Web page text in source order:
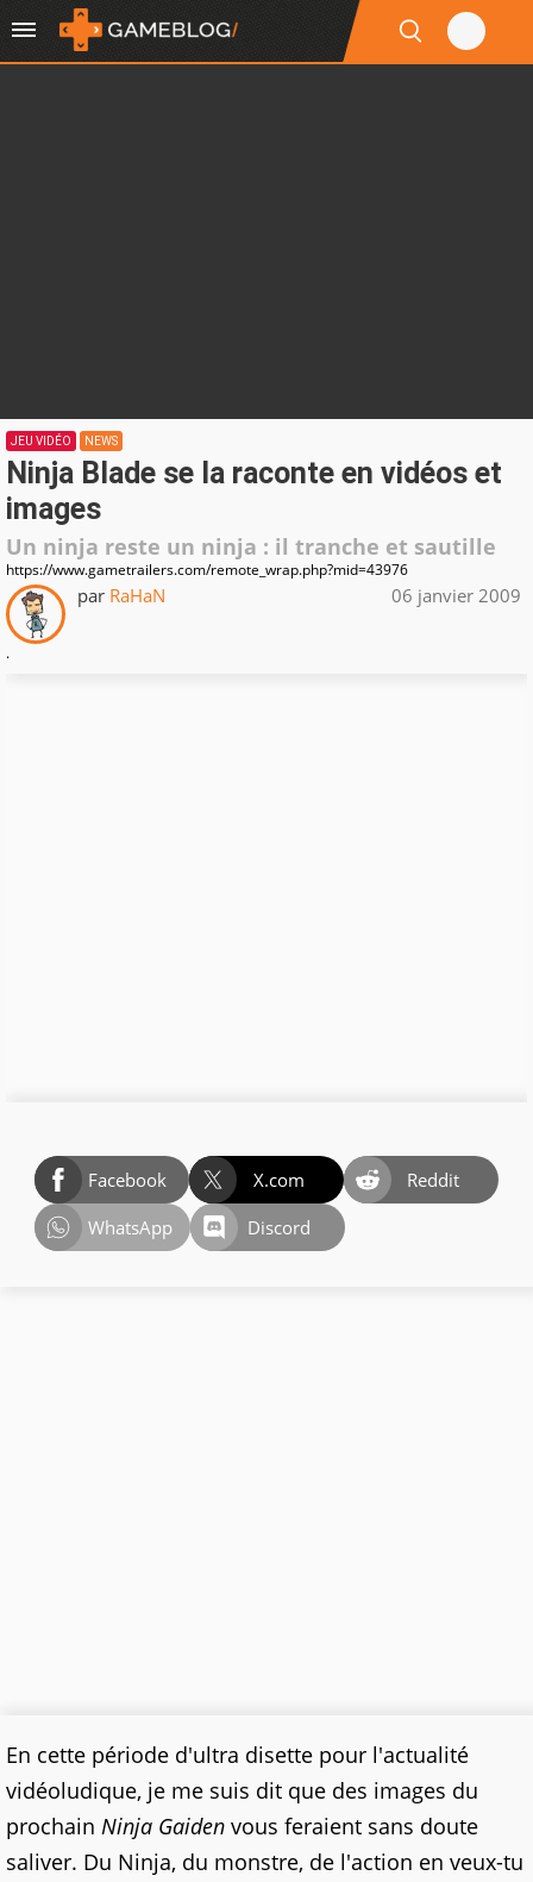
JEU VIDÉO NEWS
Ninja Blade se la raconte en vidéos et
images
Un ninja reste un ninja : il tranche et sautille
https://www.gametrailers.com/remote_wrap.php?mid=43976
par RaHaN 06 janvier 2009
.
Facebook X.com
Reddit
WhatsApp
Discord
En cette période d'ultra disette pour l'actualité
vidéoludique, je me suis dit que des images du
prochain Ninja Gaiden vous feraient sans doute
saliver. Du Ninja, du monstre, de l'action en veux-tu